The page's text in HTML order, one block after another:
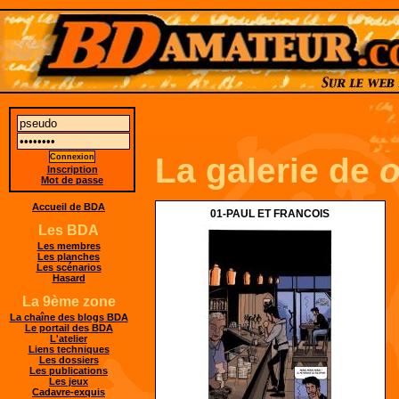
La galerie de
01-PAUL ET FRANCOIS
Inscription
Mot de passe
Accueil de BDA
Les BDA
Les membres
Les planches
Les scénarios
Hasard
La 9ème zone
La chaîne des blogs BDA
Le portail des BDA
L'atelier
Liens techniques
Les dossiers
Les publications
Les jeux
Cadavre-exquis